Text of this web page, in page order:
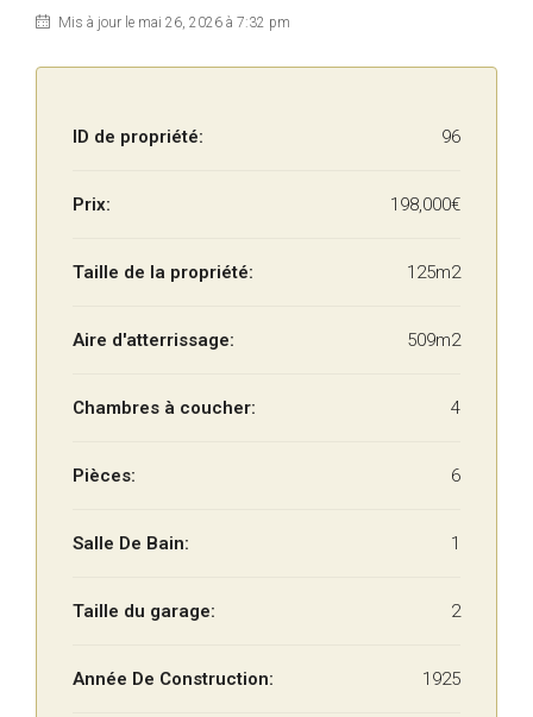
Mis à jour le mai 26, 2026 à 7:32 pm
ID de propriété: 96
Prix: 198,000€
Taille de la propriété: 125m2
Aire d'atterrissage: 509m2
Chambres à coucher: 4
Pièces: 6
Salle De Bain: 1
Taille du garage: 2
Année De Construction: 1925